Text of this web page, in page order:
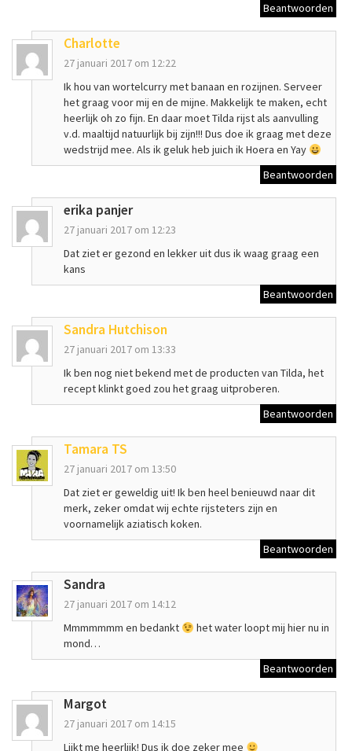
Beantwoorden
Charlotte
27 januari 2017 om 12:22
Ik hou van wortelcurry met banaan en rozijnen. Serveer
het graag voor mij en de mijne. Makkelijk te maken, echt
heerlijk oh zo fijn. En daar moet Tilda rijst als aanvulling
v.d. maaltijd natuurlijk bij zijn!!! Dus doe ik graag met deze
wedstrijd mee. Als ik geluk heb juich ik Hoera en Yay
Beantwoorden
erika panjer
27 januari 2017 om 12:23
Dat ziet er gezond en lekker uit dus ik waag graag een
kans
Beantwoorden
Sandra Hutchison
27 januari 2017 om 13:33
Ik ben nog niet bekend met de producten van Tilda, het
recept klinkt goed zou het graag uitproberen.
Beantwoorden
Tamara TS
27 januari 2017 om 13:50
Dat ziet er geweldig uit! Ik ben heel benieuwd naar dit
merk, zeker omdat wij echte rijsteters zijn en
voornamelijk aziatisch koken.
Beantwoorden
Sandra
27 januari 2017 om 14:12
Mmmmmmm en bedankt
het water loopt mij hier nu in
mond…
Beantwoorden
Margot
27 januari 2017 om 14:15
Lijkt me heerlijk! Dus ik doe zeker mee